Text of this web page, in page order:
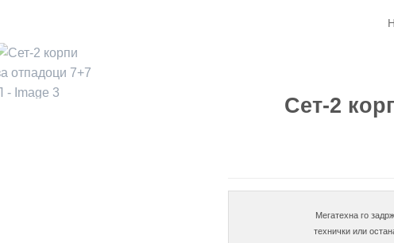
Сет-2
Мегатехна го